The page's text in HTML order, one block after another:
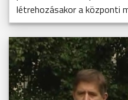
létrehozásakor a központi